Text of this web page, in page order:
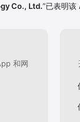
Co., Ltd.”已表明该
和网